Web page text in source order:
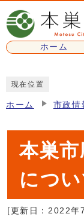
ページの先頭です
ホーム
現在位置
ホーム 市政情
本巣
につ
[更新日： 2022年